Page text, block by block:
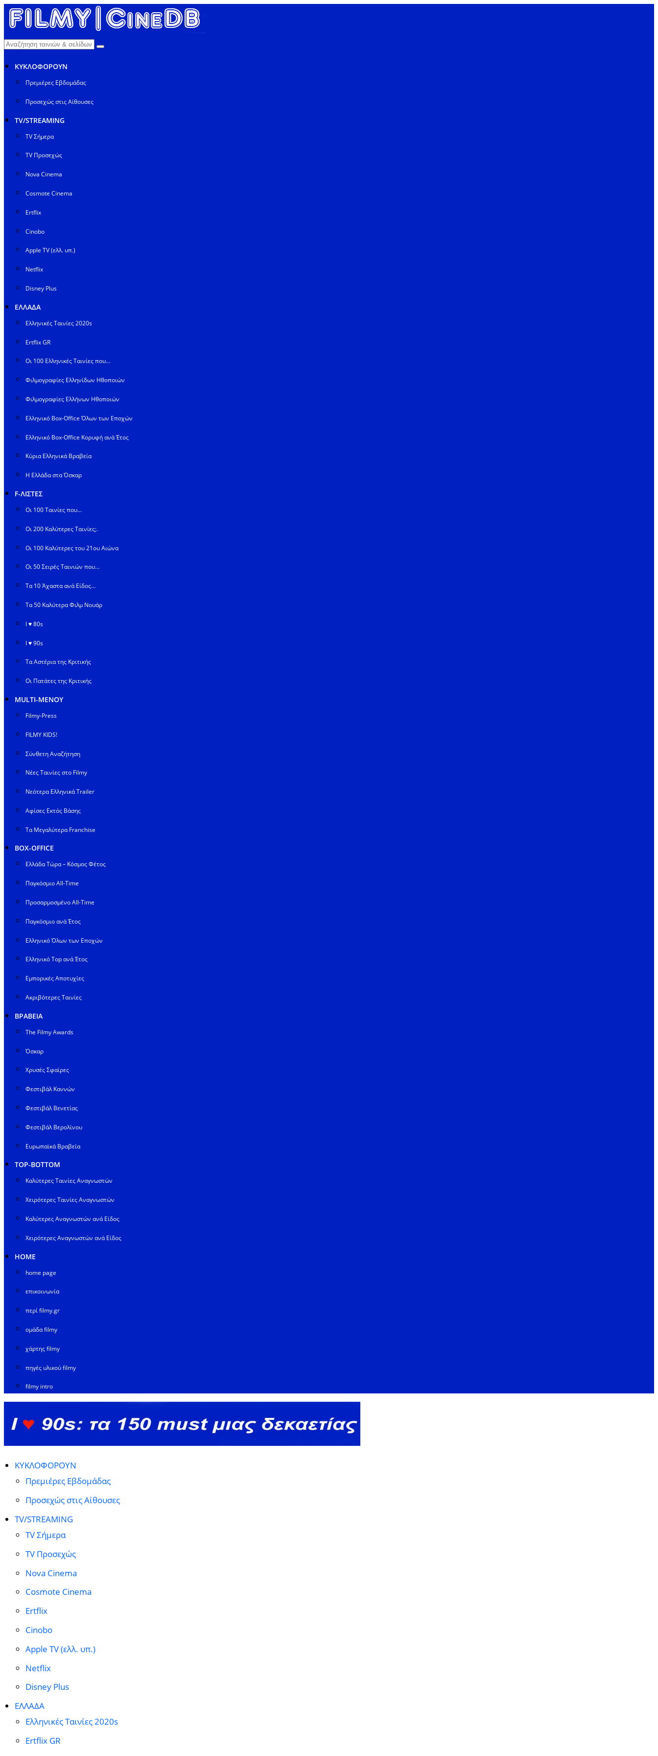
ΚΥΚΛΟΦΟΡΟΥΝ
Πρεμιέρες Εβδομάδας
Προσεχώς στις Αίθουσες
TV/STREAMING
TV Σήμερα
TV Προσεχώς
Nova Cinema
Cosmote Cinema
Ertflix
Cinobo
Apple TV (ελλ. υπ.)
Netflix
Disney Plus
ΕΛΛΑΔΑ
Ελληνικές Ταινίες 2020s
Ertflix GR
Οι 100 Ελληνικές Ταινίες που…
Φιλμογραφίες Ελληνίδων Ηθοποιών
Φιλμογραφίες Ελλήνων Ηθοποιών
Ελληνικό Box-Office Όλων των Εποχών
Ελληνικό Box-Office Κορυφή ανά Έτος
Κύρια Ελληνικά Βραβεία
Η Ελλάδα στα Όσκαρ
F-ΛΙΣΤΕΣ
Οι 100 Ταινίες που…
Οι 200 Καλύτερες Ταινίες;.
Οι 100 Καλύτερες του 21ου Αιώνα
Οι 50 Σειρές Ταινιών που…
Τα 10 Άχαστα ανά Είδος…
Τα 50 Καλύτερα Φιλμ Νουάρ
I ♥ 80s
I ♥ 90s
Τα Αστέρια της Κριτικής
Οι Πατάτες της Κριτικής
MULTI-ΜΕΝΟΥ
Filmy-Press
FILMY KIDS!
Σύνθετη Αναζήτηση
Νέες Ταινίες στο Filmy
Νεότερα Ελληνικά Trailer
Αφίσες Εκτός Βάσης
Τα Μεγαλύτερα Franchise
BOX-OFFICE
Ελλάδα Τώρα – Κόσμος Φέτος
Παγκόσμιο All-Time
Προσαρμοσμένο All-Time
Παγκόσμιο ανά Έτος
Ελληνικό Όλων των Εποχών
Ελληνικό Top ανά Έτος
Εμπορικές Αποτυχίες
Ακριβότερες Ταινίες
ΒΡΑΒΕΙΑ
The Filmy Awards
Όσκαρ
Χρυσές Σφαίρες
Φεστιβάλ Καννών
Φεστιβάλ Βενετίας
Φεστιβάλ Βερολίνου
Ευρωπαϊκά Βραβεία
TOP-BOTTOM
Καλύτερες Ταινίες Αναγνωστών
Χειρότερες Ταινίες Αναγνωστών
Καλύτερες Αναγνωστών ανά Είδος
Χειρότερες Αναγνωστών ανά Είδος
HOME
home page
επικοινωνία
περί filmy.gr
ομάδα filmy
χάρτης filmy
πηγές υλικού filmy
filmy intro
ΚΥΚΛΟΦΟΡΟΥΝ
Πρεμιέρες Εβδομάδας
Προσεχώς στις Αίθουσες
TV/STREAMING
TV Σήμερα
TV Προσεχώς
Nova Cinema
Cosmote Cinema
Ertflix
Cinobo
Apple TV (ελλ. υπ.)
Netflix
Disney Plus
ΕΛΛΑΔΑ
Ελληνικές Ταινίες 2020s
Ertflix GR